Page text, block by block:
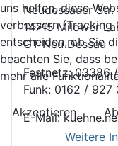
Neudessauer Str.
14715 Milower
GT Neu Dessau
Festnetz: 03386
Funk: 0162 / 927
E-Mail:
uns helfen, diese
verbessern (Tracking
entscheiden, ob Sie
beachten Sie, dass
mehr alle
Akzeptieren
Weitere